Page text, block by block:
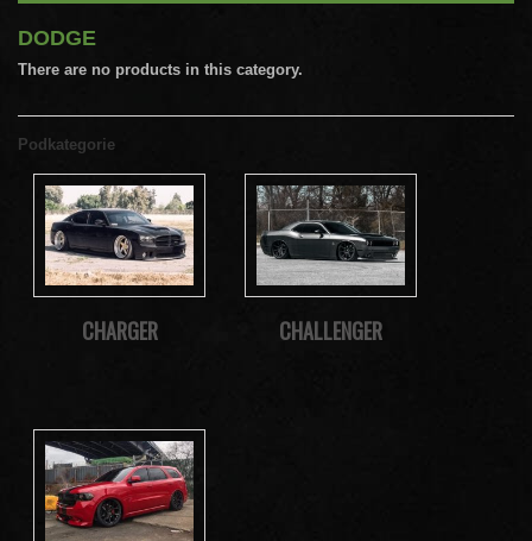
DODGE
There are no products in this category.
Podkategorie
CHARGER CHALLENGER